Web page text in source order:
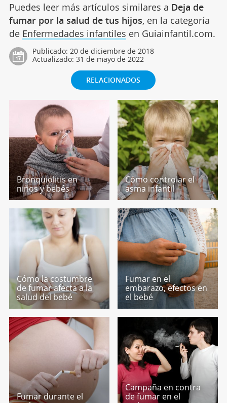
Puedes leer más artículos similares a Deja de
fumar por la salud de tus hijos, en la categoría
de Enfermedades infantiles en Guiainfantil.com.
Publicado: 20 de diciembre de 2018
Actualizado: 31 de mayo de 2022
RELACIONADOS
Bronquiolitis en
niños y bebés
Cómo controlar el
asma infantil
Cómo la costumbre
de fumar afecta a la
salud del bebé
Fumar en el
embarazo, efectos en
el bebé
Fumar durante el
Campaña en contra
de fumar en el